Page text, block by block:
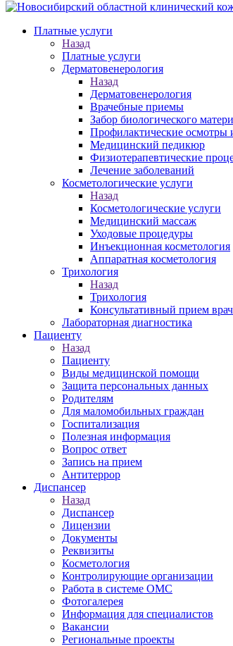
Платные услуги
Назад
Платные услуги
Дерматовенерология
Назад
Дерматовенерология
Врачебные приемы
Забор биологического
Профилактические осмотры
Медицинский педикюр
Физиотерапевтические
Лечение заболеваний
Косметологические услуги
Назад
Косметологические услуги
Медицинский массаж
Уходовые процедуры
Инъекционная косметология
Аппаратная косметология
Трихология
Назад
Трихология
Консультативный прием
Лабораторная диагностика
Пациенту
Назад
Пациенту
Виды медицинской помощи
Защита персональных данных
Родителям
Для маломобильных граждан
Госпитализация
Полезная информация
Вопрос ответ
Запись на прием
Антитеррор
Диспансер
Назад
Диспансер
Лицензии
Документы
Реквизиты
Косметология
Контролирующие организации
Работа в системе ОМС
Фотогалерея
Информация для специалистов
Вакансии
Региональные проекты